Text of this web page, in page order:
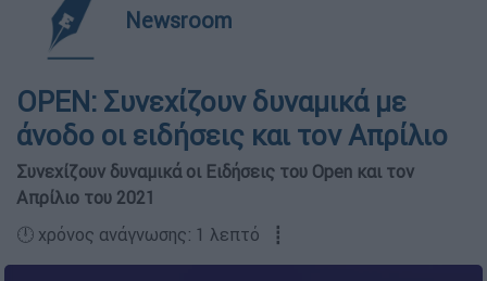
Newsroom
OPEN: Συνεχίζουν δυναμικά με
άνοδο οι ειδήσεις και τον Απρίλιο
Συνεχίζουν δυναμικά οι Ειδήσεις του Open και τον
Απρίλιο του 2021
🕛 χρόνος ανάγνωσης: 1 λεπτό ┋